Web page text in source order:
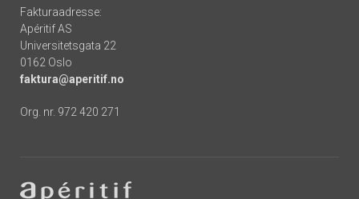
Fakturaadresse:
Apéritif AS
Universitetsgata 22
0162 Oslo
faktura@aperitif.no
Org. nr. 972 420 271